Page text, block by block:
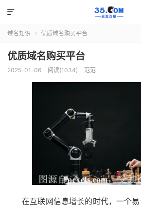

域名知识  优质域名购买平台
优质域名购买平台
2025-01-06 阅读(1034) 范范
在互联网信息增长的时代，一个